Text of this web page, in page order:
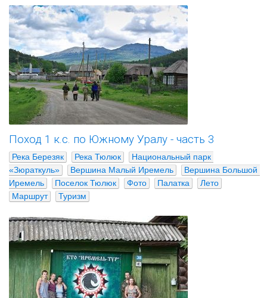
Поход 1 к.с. по Южному Уралу - часть 3
Река Березяк Река Тюлюк
Национальный парк
«Зюраткуль»
Вершина Малый Иремель
Вершина Большой
Иремель
Поселок Тюлюк Фото Палатка
Лето
Маршрут
Туризм